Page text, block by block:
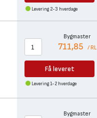
Levering 2-3 hverdage
Bygmaster
711,85 / RL
Få leveret
Levering 1-2 hverdage
Bygmaster